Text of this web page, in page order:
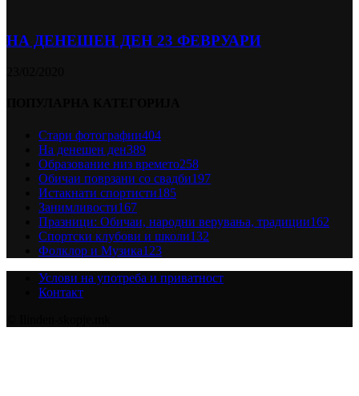
НА ДЕНЕШЕН ДЕН 23 ФЕВРУАРИ
Стари фотографии404
На денешен ден389
Образование низ времето258
Обичаи поврзани со свадби197
Истакнати спортисти185
Занимливости167
Празници: Обичаи, народни верувања, традиции162
Спортски клубови и школи132
Фолклор и Музика123
Услови на употреба и приватност
Контакт